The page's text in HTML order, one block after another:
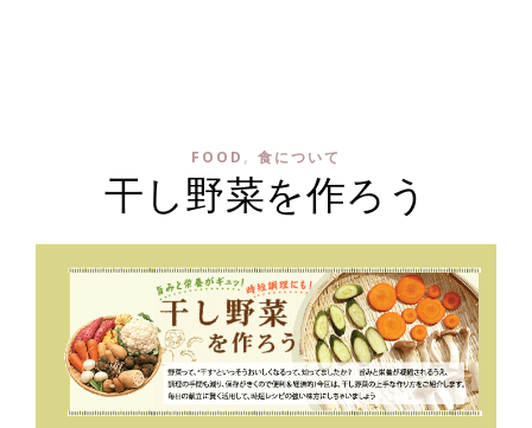
FOOD , 食について
干し野菜を作ろう